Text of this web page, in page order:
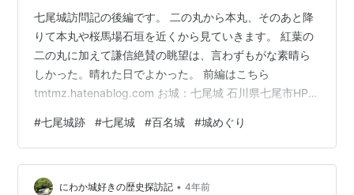
七尾城訪問記の後編です。 二の丸から本丸、そのあと降
りて本丸や桜馬場石垣を近くから見ていきます。 紅葉の
二の丸に加えて謙信絶賛の眺望は、言わずもがな素晴ら
しかった。晴れた日でよかった。 前編はこちら
tmtmz.hatenablog.com お城：七尾城 石川県七尾市HP：
日：2016年8月、2021年11月 訪問記 二の丸 温井屋敷 桜
馬場跡 遊佐屋敷 本丸 桜馬場石垣 感想 アクセス 訪問記
二の丸 改めて全景を確認図中央に曲がって描かれた曲輪
群を二の丸（上）から本丸（右）へ向かいます。 二の丸
#七尾城跡 #七尾城 #百名城 #城めぐり
にわか城好きの歴史探訪記 • 4年前